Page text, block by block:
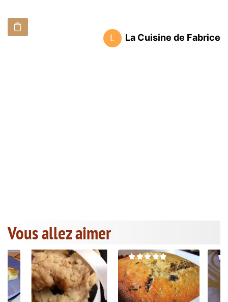
L La Cuisine de Fabrice
Vous allez aimer